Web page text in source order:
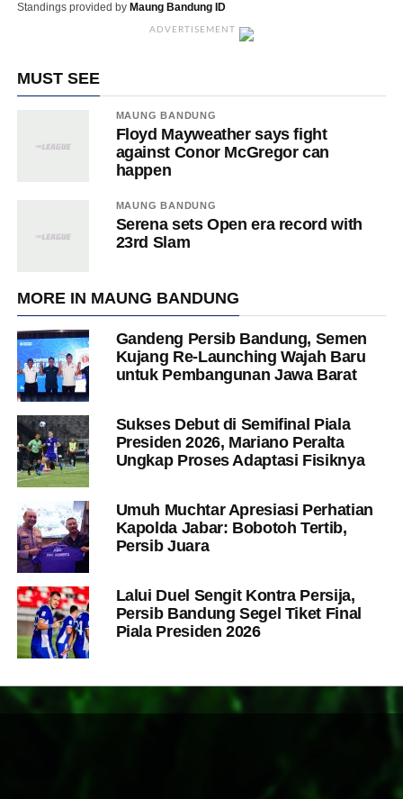
Standings provided by Maung Bandung ID
ADVERTISEMENT
MUST SEE
MAUNG BANDUNG
Floyd Mayweather says fight
against Conor McGregor can
happen
MAUNG BANDUNG
Serena sets Open era record with
23rd Slam
MORE IN MAUNG BANDUNG
Gandeng Persib Bandung, Semen
Kujang Re-Launching Wajah Baru
untuk Pembangunan Jawa Barat
Sukses Debut di Semifinal Piala
Presiden 2026, Mariano Peralta
Ungkap Proses Adaptasi Fisiknya
Umuh Muchtar Apresiasi Perhatian
Kapolda Jabar: Bobotoh Tertib,
Persib Juara
Lalui Duel Sengit Kontra Persija,
Persib Bandung Segel Tiket Final
Piala Presiden 2026